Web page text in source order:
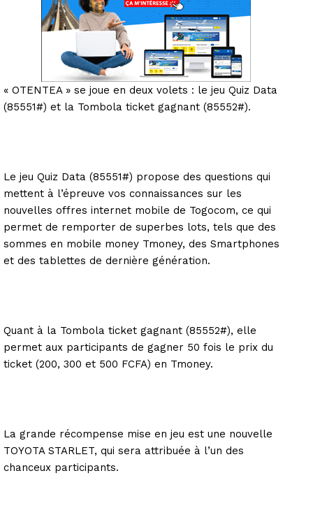
« OTENTEA » se joue en deux volets : le jeu Quiz Data
(85551#) et la Tombola ticket gagnant (85552#).
Le jeu Quiz Data (85551#) propose des questions qui
mettent à l’épreuve vos connaissances sur les
nouvelles offres internet mobile de Togocom, ce qui
permet de remporter de superbes lots, tels que des
sommes en mobile money Tmoney, des Smartphones
et des tablettes de dernière génération.
Quant à la Tombola ticket gagnant (85552#), elle
permet aux participants de gagner 50 fois le prix du
ticket (200, 300 et 500 FCFA) en Tmoney.
La grande récompense mise en jeu est une nouvelle
TOYOTA STARLET, qui sera attribuée à l’un des
chanceux participants.